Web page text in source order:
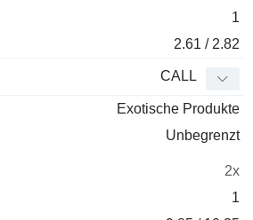
1
2.61 / 2.82
CALL
Exotische Produkte
Unbegrenzt
2x
1